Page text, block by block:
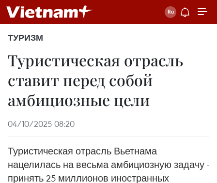
ТУРИЗМ
Туристическая отрасль
ставит перед собой
амбициозные цели
04/10/2025 08:20
Туристическая отрасль Вьетнама
нацелилась на весьма амбициозную задачу -
принять 25 миллионов иностранных